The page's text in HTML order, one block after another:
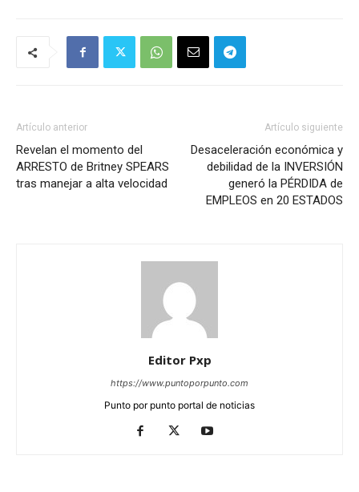
Artículo anterior
Revelan el momento del
ARRESTO de Britney SPEARS
tras manejar a alta velocidad
Artículo siguiente
Desaceleración económica y
debilidad de la INVERSIÓN
generó la PÉRDIDA de
EMPLEOS en 20 ESTADOS
Editor Pxp
https://www.puntoporpunto.com
Punto por punto portal de noticias